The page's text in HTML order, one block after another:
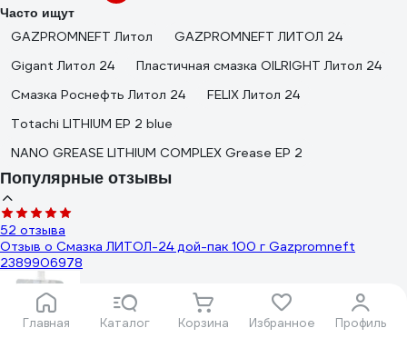
Главная Каталог Корзина Избранное Профиль
Часто ищут
GAZPROMNEFT Литол
GAZPROMNEFT ЛИТОЛ 24
Gigant Литол 24
Пластичная смазка OILRIGHT Литол 24
Смазка Роснефть Литол 24
FELIX Литол 24
Totachi LITHIUM EP 2 blue
NANO GREASE LITHIUM COMPLEX Grease EP 2
Популярные отзывы
52 отзыва
Отзыв о Смазка ЛИТОЛ-24 дой-пак 100 г Gazpromneft
2389906978